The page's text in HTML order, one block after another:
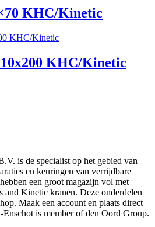
KHC/Kinetic
KHC/Kinetic
is de specialist op het gebied van
en keuringen van verrijdbare
een groot magazijn vol met
and Kinetic kranen. Deze onderdelen
Maak een account en plaats direct
is member of den Oord Group.